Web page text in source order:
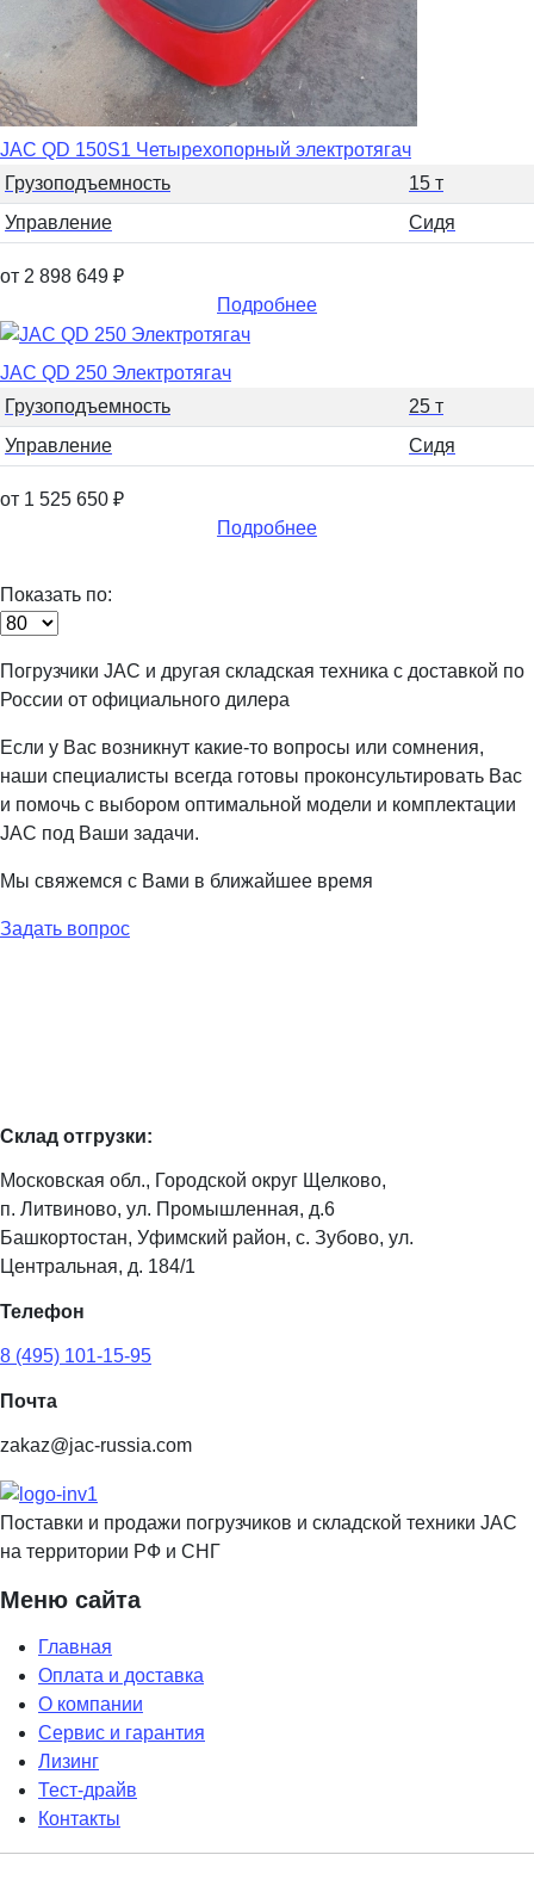
JAC QD 150S1 Четырехопорный электротягач
Грузоподъемность
15 т
Управление
Сидя
от 2 898 649 ₽
Подробнее
JAC QD 250 Электротягач
Грузоподъемность
25 т
Управление
Сидя
от 1 525 650 ₽
Подробнее
Показать по:
Погрузчики JAC и другая складская техника с доставкой по
России от официального дилера
Если у Вас возникнут какие-то вопросы или сомнения,
наши специалисты всегда готовы проконсультировать Вас
и помочь с выбором оптимальной модели и комплектации
JAC под Ваши задачи.
Мы свяжемся с Вами в ближайшее время
Задать вопрос
Склад отгрузки:
Московская обл., Городской округ Щелково,
п. Литвиново, ул. Промышленная, д.6
Башкортостан, Уфимский район, с. Зубово, ул.
Центральная, д. 184/1
Телефон
8 (495) 101-15-95
Почта
zakaz@jac-russia.com
Поставки и продажи погрузчиков и складской техники JAC
на территории РФ и СНГ
Меню сайта
Главная
Оплата и доставка
О компании
Сервис и гарантия
Лизинг
Тест-драйв
Контакты